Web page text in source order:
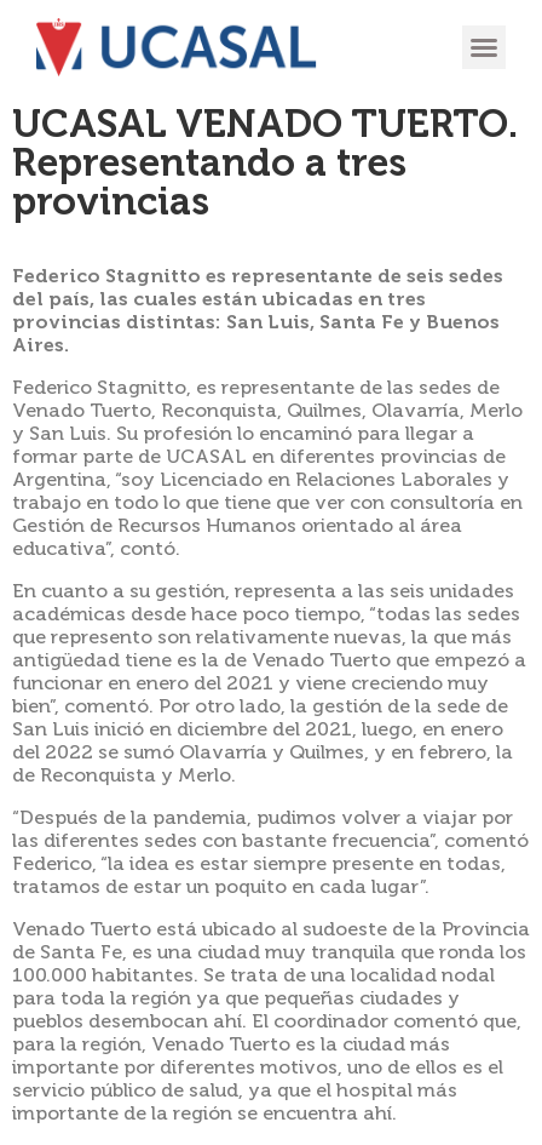
UCASAL VENADO TUERTO.
Representando a tres
provincias
Federico Stagnitto es representante de seis sedes
del país, las cuales están ubicadas en tres
provincias distintas: San Luis, Santa Fe y Buenos
Aires.
Federico Stagnitto, es representante de las sedes de
Venado Tuerto, Reconquista, Quilmes, Olavarría, Merlo
y San Luis. Su profesión lo encaminó para llegar a
formar parte de UCASAL en diferentes provincias de
Argentina, “soy Licenciado en Relaciones Laborales y
trabajo en todo lo que tiene que ver con consultoría en
Gestión de Recursos Humanos orientado al área
educativa”, contó.
En cuanto a su gestión, representa a las seis unidades
académicas desde hace poco tiempo, “todas las sedes
que represento son relativamente nuevas, la que más
antigüedad tiene es la de Venado Tuerto que empezó a
funcionar en enero del 2021 y viene creciendo muy
bien”, comentó. Por otro lado, la gestión de la sede de
San Luis inició en diciembre del 2021, luego, en enero
del 2022 se sumó Olavarría y Quilmes, y en febrero, la
de Reconquista y Merlo.
“Después de la pandemia, pudimos volver a viajar por
las diferentes sedes con bastante frecuencia”, comentó
Federico, “la idea es estar siempre presente en todas,
tratamos de estar un poquito en cada lugar”.
Venado Tuerto está ubicado al sudoeste de la Provincia
de Santa Fe, es una ciudad muy tranquila que ronda los
100.000 habitantes. Se trata de una localidad nodal
para toda la región ya que pequeñas ciudades y
pueblos desembocan ahí. El coordinador comentó que,
para la región, Venado Tuerto es la ciudad más
importante por diferentes motivos, uno de ellos es el
servicio público de salud, ya que el hospital más
importante de la región se encuentra ahí.